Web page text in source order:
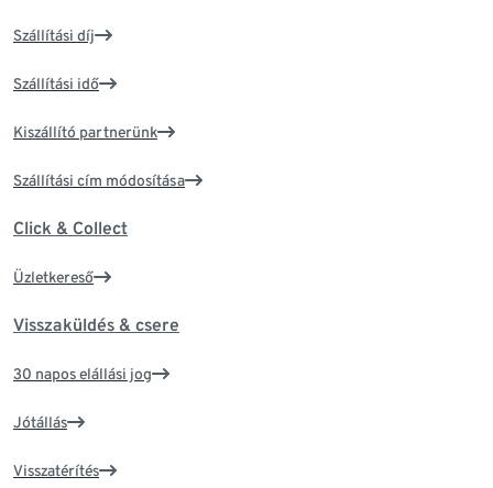
Szállítási díj
Szállítási idő
Kiszállító partnerünk
Szállítási cím módosítása
Click & Collect
Üzletkereső
Visszaküldés & csere
30 napos elállási jog
Jótállás
Visszatérítés